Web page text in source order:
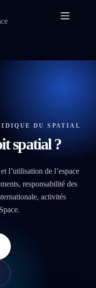
DU SPATIAL
spatial ?
l’utilisation de l’espace
responsabilité des
activités